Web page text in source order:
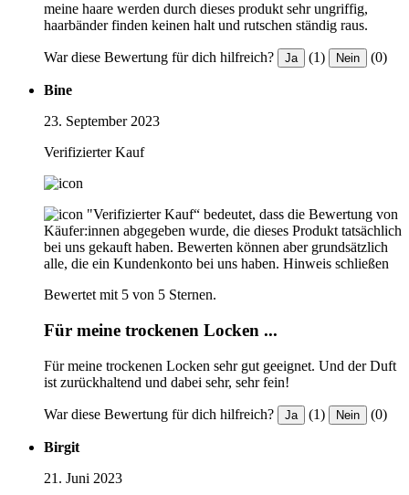
meine haare werden durch dieses produkt sehr ungriffig,
haarbänder finden keinen halt und rutschen ständig raus.
War diese Bewertung für dich hilfreich? Ja (1) Nein (0)
Bine
23. September 2023
Verifizierter Kauf
"Verifizierter Kauf“ bedeutet, dass die Bewertung von
Käufer:innen abgegeben wurde, die dieses Produkt tatsächlich
bei uns gekauft haben. Bewerten können aber grundsätzlich
alle, die ein Kundenkonto bei uns haben. Hinweis schließen
Bewertet mit 5 von 5 Sternen.
Für meine trockenen Locken ...
Für meine trockenen Locken sehr gut geeignet. Und der Duft
ist zurückhaltend und dabei sehr, sehr fein!
War diese Bewertung für dich hilfreich? Ja (1) Nein (0)
Birgit
21. Juni 2023